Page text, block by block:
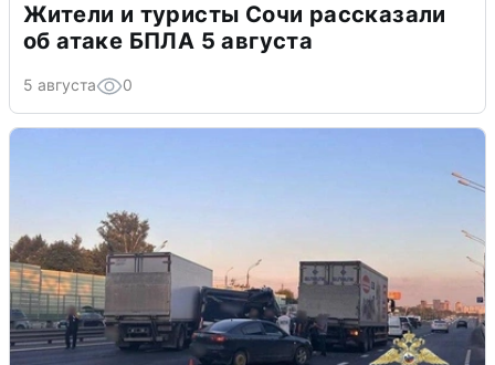
Жители и туристы Сочи рассказали
об атаке БПЛА 5 августа
5 августа 0